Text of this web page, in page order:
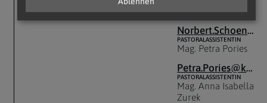
Schönecker
Norbert.Schoenecker@katholischekirche.at
PASTORALASSISTENTIN
Mag. Petra Pories
Petra.Pories@katholischekirche.at
PASTORALASSISTENTIN
Mag. Anna Isabella
Zurek